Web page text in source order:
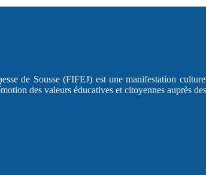
de Sousse (FIFEJ) est une manifestation
des valeurs éducatives et citoyennes auprès